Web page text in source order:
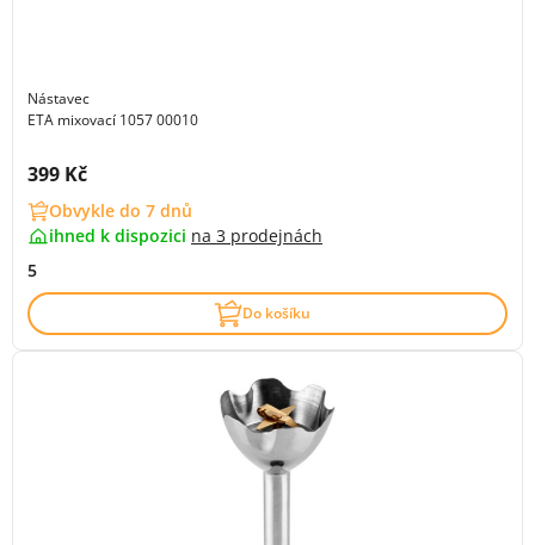
Nástavec
ETA mixovací 1057 00010
Cena s DPH:
399 Kč
Obvykle do 7 dnů
ihned k dispozici na 3 prodejnách
5
Do košíku